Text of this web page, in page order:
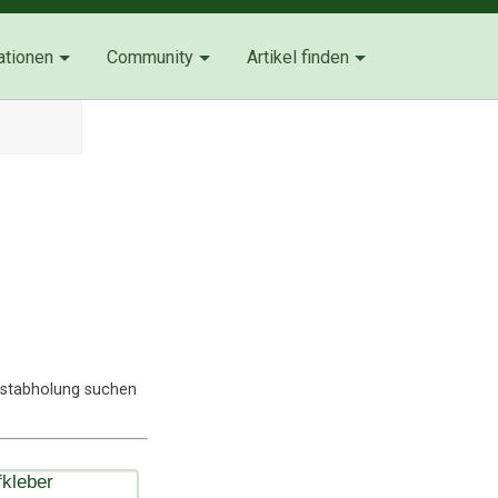
Community Artikel finden
suchen